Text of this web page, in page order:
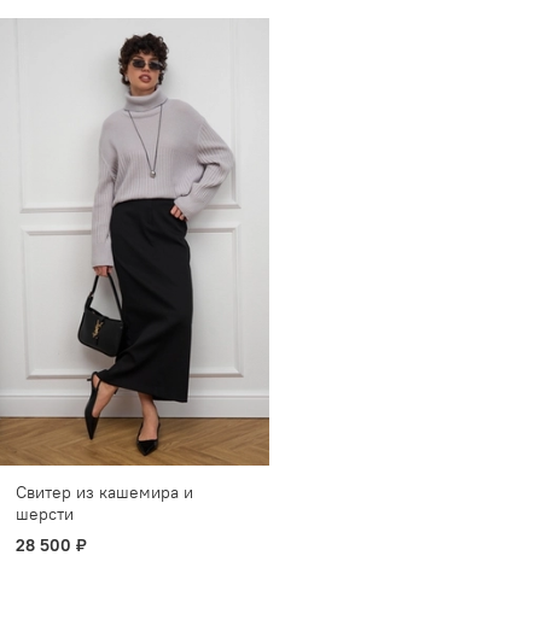
Свитер из кашемира и
шерсти
28 500 ₽